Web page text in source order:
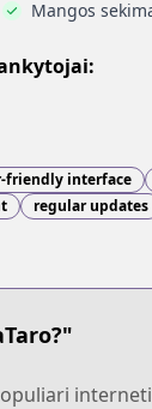
Mangos
friendly interface
regular updates